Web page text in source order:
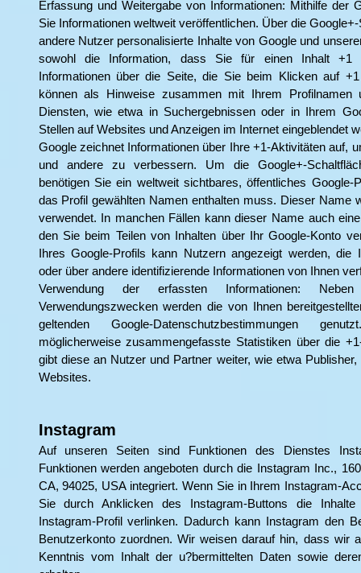
Erfassung und Weitergabe von Informationen: Mithilfe der
Sie Informationen weltweit veröffentlichen. Über die
andere Nutzer personalisierte Inhalte von Google und
sowohl die Information, dass Sie für einen Inhalt +1
Informationen über die Seite, die Sie beim Klicken auf
können als Hinweise zusammen mit Ihrem
Diensten, wie etwa in Suchergebnissen oder in Ihrem
Stellen auf Websites und Anzeigen im Internet eingeblendet
Google zeichnet Informationen über Ihre +1-Aktivitäten auf,
und andere zu verbessern. Um die Google+-
benötigen Sie ein weltweit sichtbares, öffentliches
das Profil gewählten Namen enthalten muss. Dieser Name
verwendet. In manchen Fällen kann dieser Name auch
den Sie beim Teilen von Inhalten über Ihr Google-Konto
Ihres Google-Profils kann Nutzern angezeigt werden, die
oder über andere identifizierende Informationen von Ihnen
Verwendung der erfassten Informationen:
Verwendungszwecken werden die von Ihnen
geltenden Google-Datenschutzbestimmungen
möglicherweise zusammengefasste Statistiken über die
gibt diese an Nutzer und Partner weiter, wie etwa
Websites.
Instagram
Auf unseren Seiten sind Funktionen des Dienstes
Funktionen werden angeboten durch die Instagram Inc.,
CA, 94025, USA integriert. Wenn Sie in Ihrem Instagram-
Sie durch Anklicken des Instagram-Buttons die
Instagram-Profil verlinken. Dadurch kann Instagram den
Benutzerkonto zuordnen. Wir weisen darauf hin, dass wir
Kenntnis vom Inhalt der u?bermittelten Daten sowie